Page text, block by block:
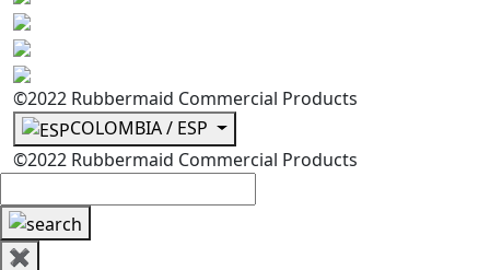
©2022 Rubbermaid Commercial Products
COLOMBIA / ESP
©2022 Rubbermaid Commercial Products
✖